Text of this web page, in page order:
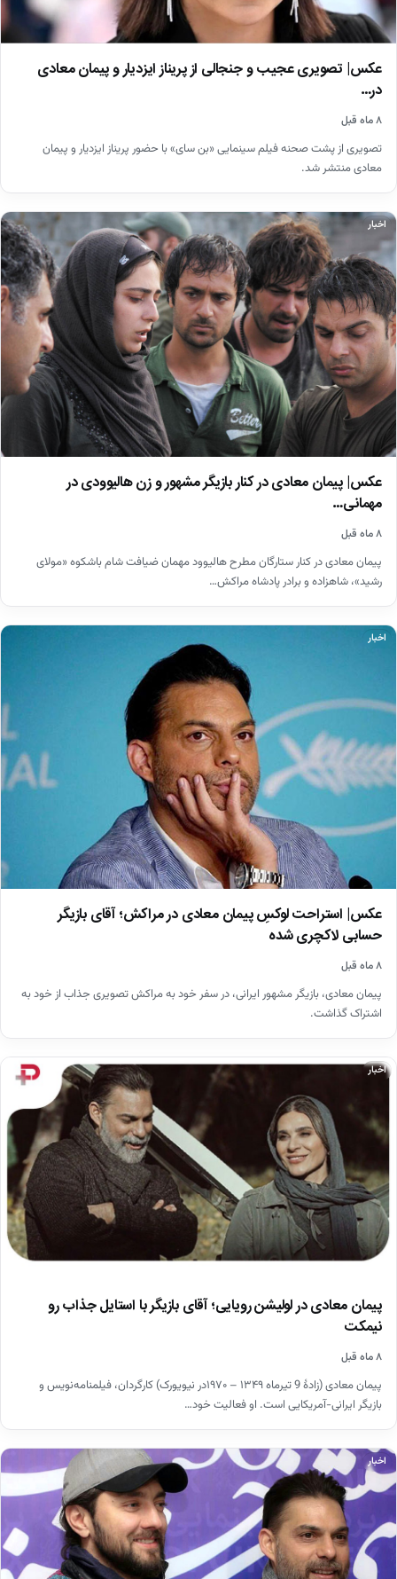
عکس| تصویری عجیب و جنجالی از پریناز ایزدیار و پیمان معادی
در…
۸ ماه قبل
تصویری از پشت صحنه فیلم سینمایی «بن سای» با حضور پریناز ایزدیار و پیمان
معادی منتشر شد.
اخبار
عکس| پیمان معادی در کنار بازیگر مشهور و زن هالیوودی در
مهمانی…
۸ ماه قبل
پیمان معادی در کنار ستارگان مطرح هالیوود مهمان ضیافت شام باشکوه «مولای
رشید»، شاهزاده و برادر پادشاه مراکش…
اخبار
عکس| استراحت لوکسِ پیمان معادی در مراکش؛ آقای بازیگر
حسابی لاکچری شده
۸ ماه قبل
پیمان معادی، بازیگر مشهور ایرانی، در سفر خود به مراکش تصویری جذاب از خود به
اشتراک گذاشت.
اخبار
پیمان معادی در لولیشن رویایی؛ آقای بازیگر با استایل جذاب رو
نیمکت
۸ ماه قبل
پیمان معادی (زادهٔ 9 تیرماه ۱۳۴۹ – ۱۹۷۰در نیویورک) کارگردان، فیلمنامه‌نویس و
بازیگر ایرانی-آمریکایی است. او فعالیت خود…
اخبار